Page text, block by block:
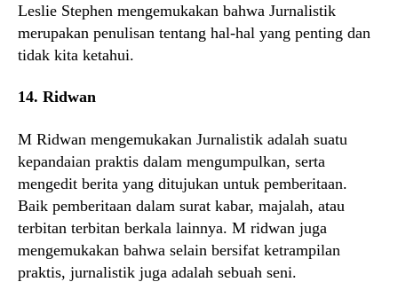
Leslie Stephen mengemukakan bahwa Jurnalistik
merupakan penulisan tentang hal-hal yang penting dan
tidak kita ketahui.
14. Ridwan
M Ridwan mengemukakan Jurnalistik adalah suatu
kepandaian praktis dalam mengumpulkan, serta
mengedit berita yang ditujukan untuk pemberitaan.
Baik pemberitaan dalam surat kabar, majalah, atau
terbitan terbitan berkala lainnya. M ridwan juga
mengemukakan bahwa selain bersifat ketrampilan
praktis, jurnalistik juga adalah sebuah seni.